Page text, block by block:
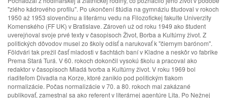
"zlého kádrového profilu". Po ukončení štúdia na gymnáziu študoval v rokoch
1950 až 1953 slovenčinu a literárnu vedu na Filozofickej fakulte Univerzity
Komenského (FF UK) v Bratislave. Zároveň už od roku 1949 ako študent
uverejňoval svoje prvé texty v časopisoch Život, Borba a Kultúrny život. Z
politických dôvodov musel zo školy odísť a narukovať k "čiernym barónom".
Földvári tak prežil časť mladosti v šachtách baní v Kladne a neskôr vo fabrike
Prema Stará Turá. V 60. rokoch dokončil vysokú školu a pracoval ako
redaktor v časopisoch Mladá tvorba a Kultúrny život. V roku 1969 bol
riaditeľom Divadla na Korze, ktoré zaniklo pod politickým tlakom
normalizácie. Počas normalizácie v 70. a 80. rokoch mal zakázané
publikovať, zamestnal sa ako referent v literárnej agentúre Lita. Po Nežnej